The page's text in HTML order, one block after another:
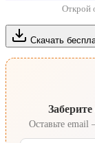
Открой
Скачать
Оставьте